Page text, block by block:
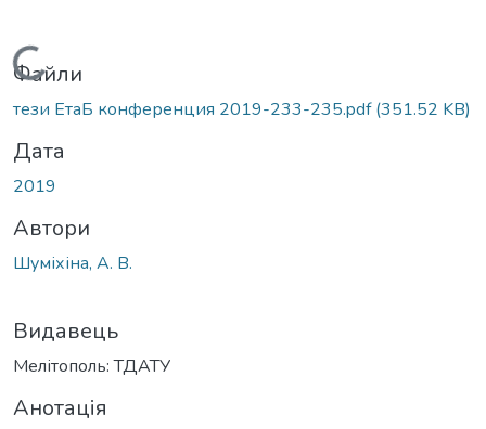
Вантажиться...
Файли
тези ЕтаБ конференция 2019-233-235.pdf(351.52 KB)
Дата
2019
Автори
Шуміхіна, А. В.
Видавець
Мелітополь: ТДАТУ
Анотація